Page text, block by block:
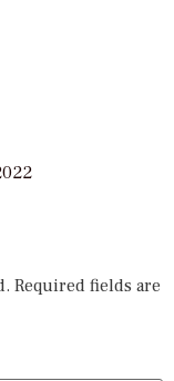
Required fields are